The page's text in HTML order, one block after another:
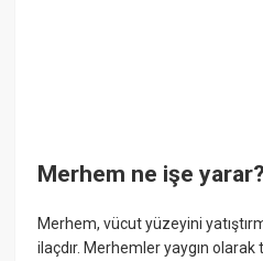
Merhem ne işe yarar?
Merhem, vücut yüzeyini
ilaçdır. Merhemler yaygın olarak